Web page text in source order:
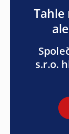
Tahle
s.r.o.